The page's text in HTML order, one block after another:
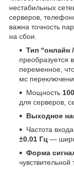
нестабильных
серверов,
важна точность
на сбои.
Тип “онлайн
преобразуется
переменное,
мс
Мощность
для серверов,
Выходное
Частота входа
±0.01 Гц —
Форма
чувствительной